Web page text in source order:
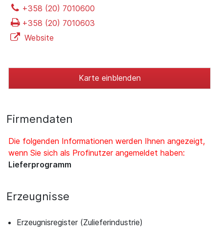
+358 (20) 7010600
+358 (20) 7010603
Website
Karte einblenden
Firmendaten
Die folgenden Informationen werden Ihnen angezeigt,
wenn Sie sich als Profinutzer angemeldet haben:
Lieferprogramm
Erzeugnisse
Erzeugnisregister (Zulieferindustrie)